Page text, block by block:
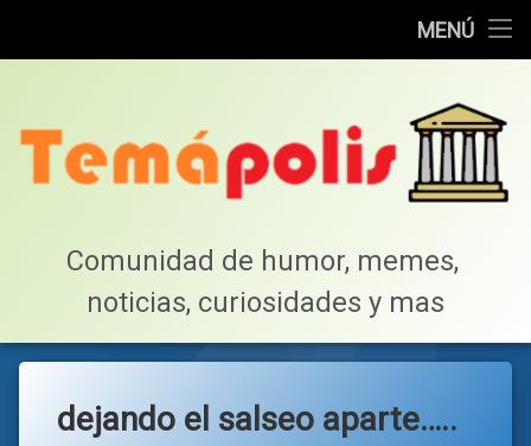
MENÚ
Lista de Megapost
Tabla de puntos
Comunidad de humor, memes,
noticias, curiosidades y mas
dejando el salseo aparte…..